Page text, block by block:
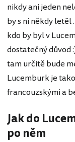
nikdy ani jeden
by s ní někdy letěl
kdo by byl v
dostatečný důvod
tam určitě bude
Lucemburk je
francouzskými a
Jak do
po něm